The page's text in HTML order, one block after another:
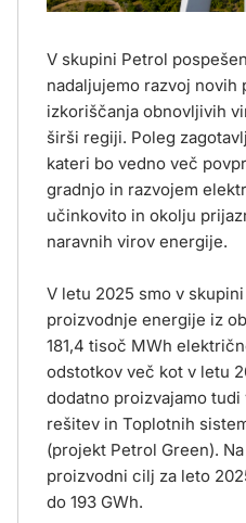
V skupini Petrol
nadaljujemo razvoj
izkoriščanja obnovljivih
širši regiji. Poleg
kateri bo vedno več
gradnjo in razvojem
učinkovito in okolju
naravnih virov energije.
V letu 2025 smo v
proizvodnje energije iz
181,4 tisoč MWh
odstotkov več kot v letu
dodatno proizvajamo
rešitev in Toplotnih
(projekt Petrol Green).
proizvodni cilj za leto
do 193 GWh.